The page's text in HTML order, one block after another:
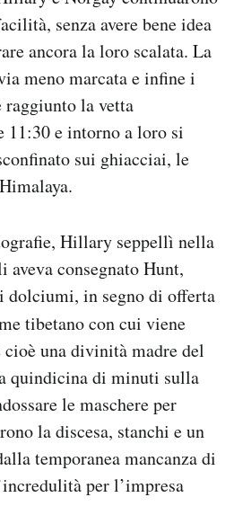
senza avere bene idea
ancora la loro scalata. La
meno marcata e infine i
raggiunto la vetta
11:30 e intorno a loro si
sui ghiacciai, le
Hillary seppellì nella
aveva consegnato Hunt,
dolciumi, in segno di offerta
tibetano con cui viene
cioè una divinità madre del
quindicina di minuti sulla
le maschere per
la discesa, stanchi e un
temporanea mancanza di
per l’impresa